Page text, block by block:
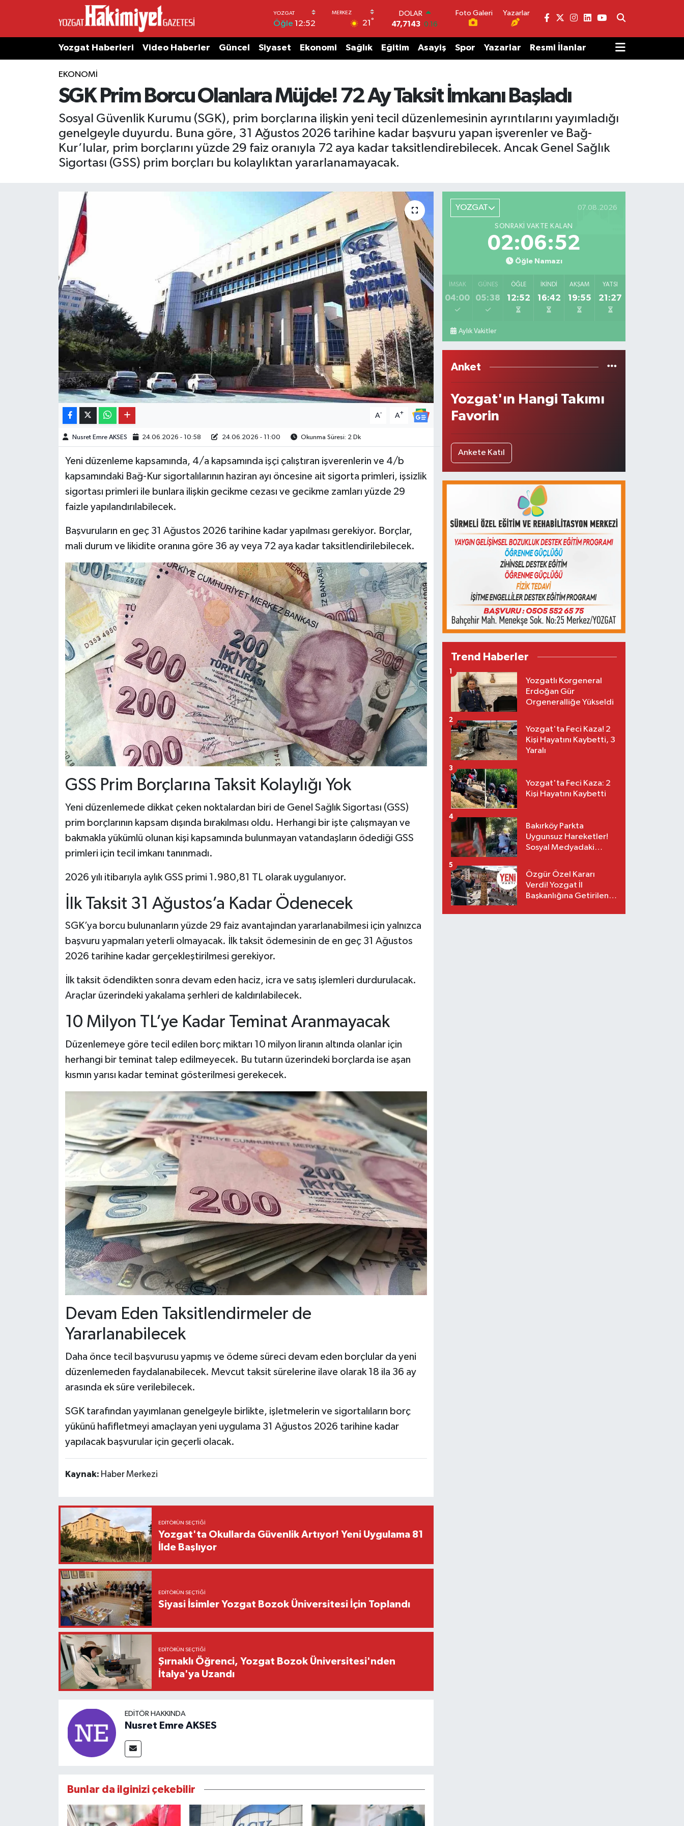
Öğle 12:52 21 °
DOLAR
47,7143 0.16
55,0317
-0.02
6574.81
1.44
BİST100
BITCOIN
64.360,53 -0.76
Foto Galeri Yazarlar
Yozgat Haberleri Video Haberler Güncel Siyaset Ekonomi Sağlık Eğitim Asayiş Spor Yazarlar Resmi İlanlar
EKONOMI
SGK Prim Borcu Olanlara Müjde! 72 Ay Taksit İmkanı Başladı
Sosyal Güvenlik Kurumu (SGK), prim borçlarına ilişkin yeni tecil düzenlemesinin ayrıntılarını yayımladığı
genelgeyle duyurdu. Buna göre, 31 Ağustos 2026 tarihine kadar başvuru yapan işverenler ve Bağ-
Kur’lular, prim borçlarını yüzde 29 faiz oranıyla 72 aya kadar taksitlendirebilecek. Ancak Genel Sağlık
Sigortası (GSS) prim borçları bu kolaylıktan yararlanamayacak.
A- A+
Nusret Emre AKSES 24.06.2026 - 10:58 24.06.2026 - 11:00 Okunma Süresi: 2 Dk
Yeni düzenleme kapsamında, 4/a kapsamında işçi çalıştıran işverenlerin ve 4/b
kapsamındaki Bağ-Kur sigortalılarının haziran ayı öncesine ait sigorta primleri, işsizlik
sigortası primleri ile bunlara ilişkin gecikme cezası ve gecikme zamları yüzde 29
faizle yapılandırılabilecek.
Başvuruların en geç 31 Ağustos 2026 tarihine kadar yapılması gerekiyor. Borçlar,
mali durum ve likidite oranına göre 36 ay veya 72 aya kadar taksitlendirilebilecek.
GSS Prim Borçlarına Taksit Kolaylığı Yok
Yeni düzenlemede dikkat çeken noktalardan biri de Genel Sağlık Sigortası (GSS)
prim borçlarının kapsam dışında bırakılması oldu. Herhangi bir işte çalışmayan ve
bakmakla yükümlü olunan kişi kapsamında bulunmayan vatandaşların ödediği GSS
primleri için tecil imkanı tanınmadı.
2026 yılı itibarıyla aylık GSS primi 1.980,81 TL olarak uygulanıyor.
İlk Taksit 31 Ağustos’a Kadar Ödenecek
SGK’ya borcu bulunanların yüzde 29 faiz avantajından yararlanabilmesi için yalnızca
başvuru yapmaları yeterli olmayacak. İlk taksit ödemesinin de en geç 31 Ağustos
2026 tarihine kadar gerçekleştirilmesi gerekiyor.
İlk taksit ödendikten sonra devam eden haciz, icra ve satış işlemleri durdurulacak.
Araçlar üzerindeki yakalama şerhleri de kaldırılabilecek.
10 Milyon TL’ye Kadar Teminat Aranmayacak
Düzenlemeye göre tecil edilen borç miktarı 10 milyon liranın altında olanlar için
herhangi bir teminat talep edilmeyecek. Bu tutarın üzerindeki borçlarda ise aşan
kısmın yarısı kadar teminat gösterilmesi gerekecek.
Devam Eden Taksitlendirmeler de
Yararlanabilecek
Daha önce tecil başvurusu yapmış ve ödeme süreci devam eden borçlular da yeni
düzenlemeden faydalanabilecek. Mevcut taksit sürelerine ilave olarak 18 ila 36 ay
arasında ek süre verilebilecek.
SGK tarafından yayımlanan genelgeyle birlikte, işletmelerin ve sigortalıların borç
yükünü hafifletmeyi amaçlayan yeni uygulama 31 Ağustos 2026 tarihine kadar
yapılacak başvurular için geçerli olacak.
Kaynak: Haber Merkezi
EDITÖRÜN SEÇTIĞI
Yozgat'ta Okullarda Güvenlik Artıyor! Yeni Uygulama 81
İlde Başlıyor
EDITÖRÜN SEÇTIĞI
Siyasi İsimler Yozgat Bozok Üniversitesi İçin Toplandı
EDITÖRÜN SEÇTIĞI
Şırnaklı Öğrenci, Yozgat Bozok Üniversitesi'nden
İtalya'ya Uzandı
EDITÖR HAKKINDA
Nusret Emre AKSES
Bunlar da ilginizi çekebilir
YOZGAT 07.08.2026
SONRAKI VAKTE KALAN
02:06:52
Öğle Namazı
İMSAK
04:00
GÜNEŞ
05:38
ÖĞLE
12:52
İKINDI
16:42
AKŞAM
19:55
YATSI
21:27
Aylık Vakitler
Anket
Yozgat'ın Hangi Takımı
Favorin
Ankete Katıl
Trend Haberler
Yozgatlı Korgeneral
Erdoğan Gür
Orgeneralliğe Yükseldi
1
Yozgat'ta Feci Kaza! 2
Kişi Hayatını Kaybetti, 3
Yaralı
2
Yozgat'ta Feci Kaza: 2
Kişi Hayatını Kaybetti
3
Bakırköy Parkta
Uygunsuz Hareketler!
Sosyal Medyadaki
Gözaltı
4
Özgür Özel Kararı
Verdi! Yozgat İl
Başkanlığına Getirilen
5